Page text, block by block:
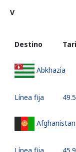
V
Destino
Abkhazia
Línea fija
Afghanistan